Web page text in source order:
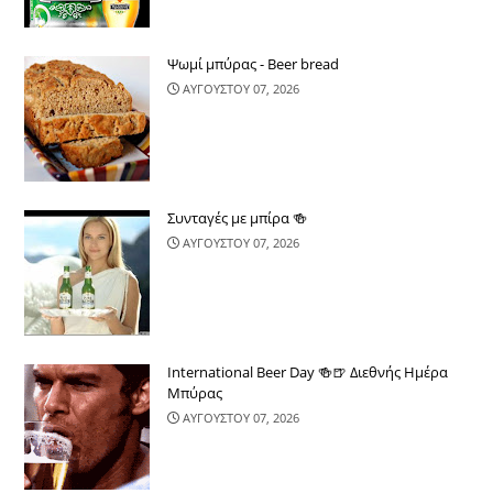
Ψωμί μπύρας - Beer bread
ΑΥΓΟΥΣΤΟΥ 07, 2026
Συνταγές με μπίρα 🍻
ΑΥΓΟΥΣΤΟΥ 07, 2026
International Beer Day 🍻🍺 Διεθνής Ημέρα
Μπύρας
ΑΥΓΟΥΣΤΟΥ 07, 2026